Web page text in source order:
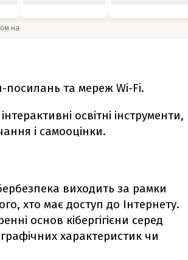
на
посилань та мереж Wi-Fi.
освітні інструменти,
і самооцінки.
виходить за рамки
хто має доступ до Інтернету.
основ кібергігієни серед
характеристик чи